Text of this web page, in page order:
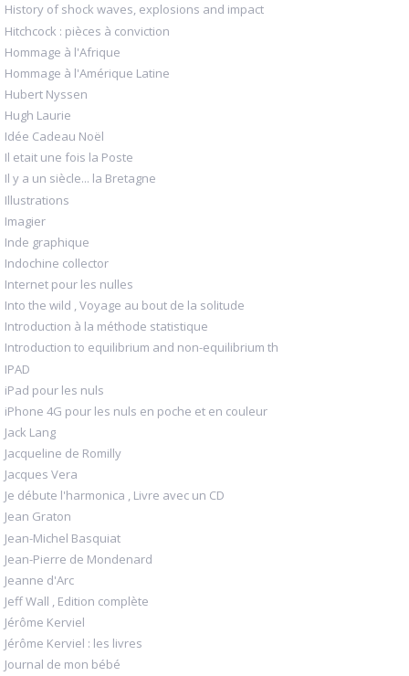
History of shock waves, explosions and impact
Hitchcock : pièces à conviction
Hommage à l'Afrique
Hommage à l'Amérique Latine
Hubert Nyssen
Hugh Laurie
Idée Cadeau Noël
Il etait une fois la Poste
Il y a un siècle... la Bretagne
Illustrations
Imagier
Inde graphique
Indochine collector
Internet pour les nulles
Into the wild , Voyage au bout de la solitude
Introduction à la méthode statistique
Introduction to equilibrium and non-equilibrium th
IPAD
iPad pour les nuls
iPhone 4G pour les nuls en poche et en couleur
Jack Lang
Jacqueline de Romilly
Jacques Vera
Je débute l'harmonica , Livre avec un CD
Jean Graton
Jean-Michel Basquiat
Jean-Pierre de Mondenard
Jeanne d'Arc
Jeff Wall , Edition complète
Jérôme Kerviel
Jérôme Kerviel : les livres
Journal de mon bébé